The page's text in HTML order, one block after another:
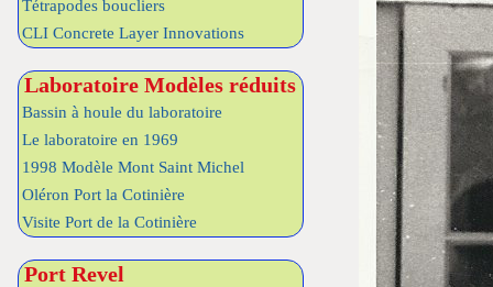
Tétrapodes boucliers
CLI Concrete Layer Innovations
Laboratoire Modèles réduits
Bassin à houle du laboratoire
Le laboratoire en 1969
1998 Modèle Mont Saint Michel
Oléron Port la Cotinière
Visite Port de la Cotinière
Port Revel